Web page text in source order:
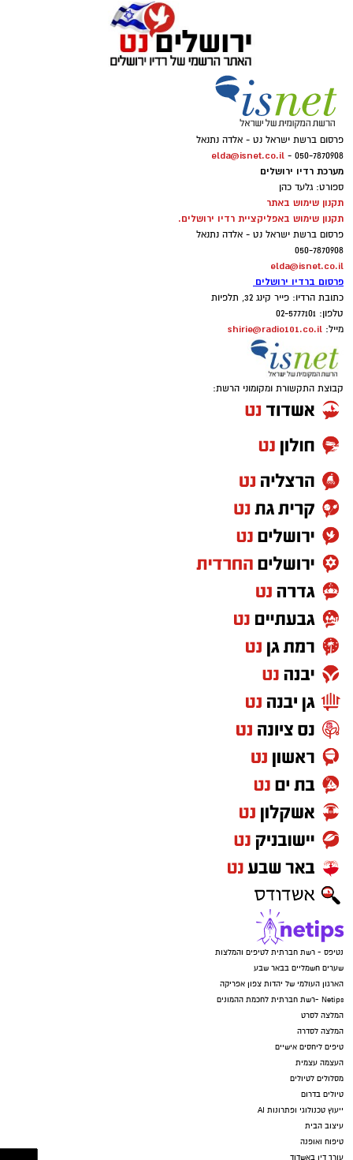
פרסום ברשת ישראל נט - אלדה נתנאל
050-7870908 -
elda@isnet.co.il
מערכת רדיו ירושלים
ספורט: גלעד כהן
תקנון שימוש באתר
תקנון שימוש באפליקציית רדיו ירושלים.
פרסום ברשת ישראל נט - אלדה נתנאל
050-7870908
elda@isnet.co.il
פרסום ברדיו ירושלים
כתובת הרדיו: פייר קינג 32, תלפיות
טלפון: 02-5777101
מייל: shirie@radio101.co.il
קבוצת התקשורת ומקומוני הרשת:
נטיפס - רשת חברתית לטיפים והמלצות
שערים חשמליים בבאר שבע
הארגון העולמי של יהדות צפון אפריקה
Netips -רשת חברתית לחכמת ההמונים
המלצה לסרט
המלצה לסדרה
טיפים ליחסים אישיים
העצמה עצמית
מסלולים לטיולים
טיולים בדרום
ייעוץ טכנולוגי ופתרונות AI
עיצוב הבית
טיפוח ואופנה
עורך דין באשדוד